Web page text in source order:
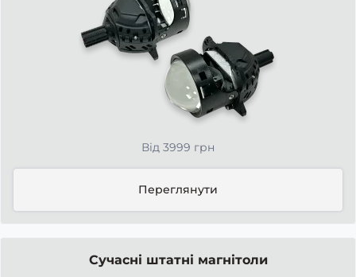
Від 3999 грн
Переглянути
Сучасні штатні магнітоли